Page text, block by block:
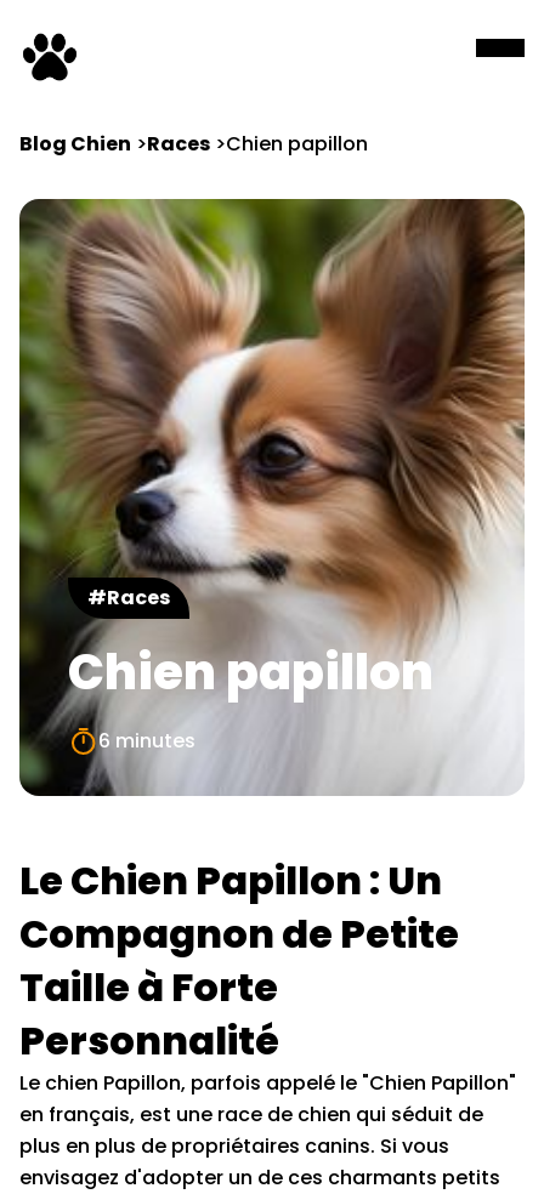
Blog Chien Races Chien papillon
#Races
Chien papillon
6 minutes
Le Chien Papillon : Un
Compagnon de Petite
Taille à Forte
Personnalité
Le chien Papillon, parfois appelé le "Chien Papillon"
en français, est une race de chien qui séduit de
plus en plus de propriétaires canins. Si vous
envisagez d'adopter un de ces charmants petits